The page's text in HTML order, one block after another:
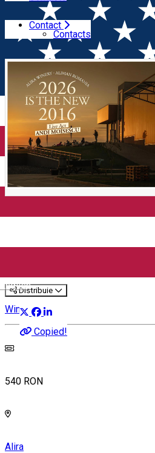
English
Contact
Contacts
Home Wine Trip
Eveniment ‘2026 is the new 2016’
Corksmobilul la
Distribuie
Copied!
Wine Trip
540 RON
Alira